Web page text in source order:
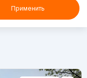
Применить